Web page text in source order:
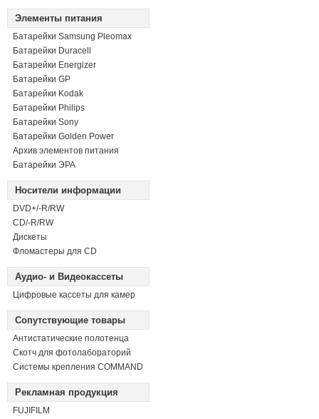
Элементы питания
Батарейки Samsung Pleomax
Батарейки Duracell
Батарейки Energizer
Батарейки GP
Батарейки Kodak
Батарейки Philips
Батарейки Sony
Батарейки Golden Power
Архив элементов питания
Батарейки ЭРА
Носители информации
DVD+/-R/RW
СD/-R/RW
Дискеты
Фломастеры для CD
Аудио- и Видеокассеты
Цифровые кассеты для камер
Сопутствующие товары
Антистатические полотенца
Скотч для фотолабораторий
Системы крепления COMMAND
Рекламная продукция
FUJIFILM